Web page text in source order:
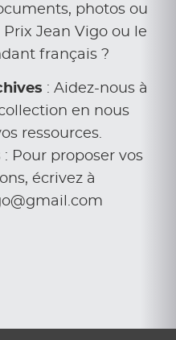
photos ou
Jean Vigo ou le
français ?
: Aidez-nous à
en nous
ressources.
: Pour proposer vos
écrivez à